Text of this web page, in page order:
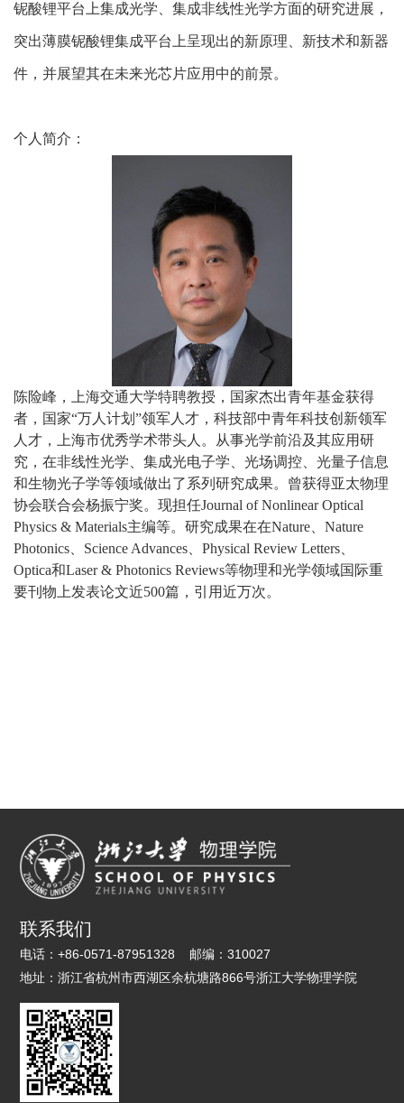
铌酸锂平台上集成光学、集成非线性光学方面的研究进展 ，
突出薄膜铌酸锂集成平台上呈现出的新原理、新技术和新器
件，并展望其在未来光芯片应用中的前景。
个人简介：
陈险峰，上海交通大学特聘教授，国家杰出青年基金获得
者，国家“万人计划 ”领军人才，科技部中青年科技创新领军
人才，上海市优秀学术带头人。从事光学前沿及其应用研
究，在非线性光学、集成光电子学、光场调控、光量子信息
和生物光子学等领域做出了系列研究成果。 曾获得亚太物理
协会联合会杨振宁奖。现担任Journal of Nonlinear Optical
Physics & Materials主编等。研究成果在在Nature
Nature
Photonics
Science Advances Physical Review Letters
Optica和Laser& Photonics Reviews等物理和光学领域国际重
要刊物上发表论文近500篇，引用近万次。
联系我们
电话：+86-0571-87951328 邮编：310027
地址：浙江省杭州市西湖区余杭塘路866号浙江大学物理学院